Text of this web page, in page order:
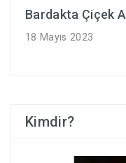
Bardakta Çiçek
18 Mayıs 2023
Kimdir?